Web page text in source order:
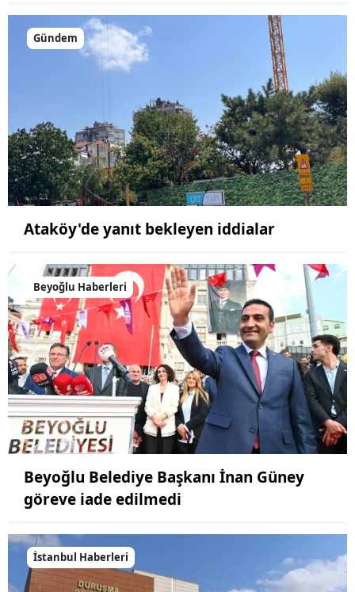
Gündem
Ataköy'de yanıt bekleyen iddialar
Beyoğlu Haberleri
Beyoğlu Belediye Başkanı İnan Güney
göreve iade edilmedi
İstanbul Haberleri